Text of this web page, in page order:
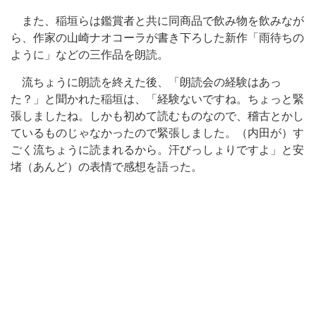
また、稲垣らは鑑賞者と共に同商品で飲み物を飲みなが
ら、作家の山崎ナオコーラが書き下ろした新作「雨待ちの
ように」などの三作品を朗読。
流ちょうに朗読を終えた後、「朗読会の経験はあっ
た？」と聞かれた稲垣は、「経験ないですね。ちょっと緊
張しましたね。しかも初めて読むものなので、稽古とかし
ているものじゃなかったので緊張しました。（内田が）す
ごく流ちょうに読まれるから。汗びっしょりですよ」と安
堵（あんど）の表情で感想を語った。